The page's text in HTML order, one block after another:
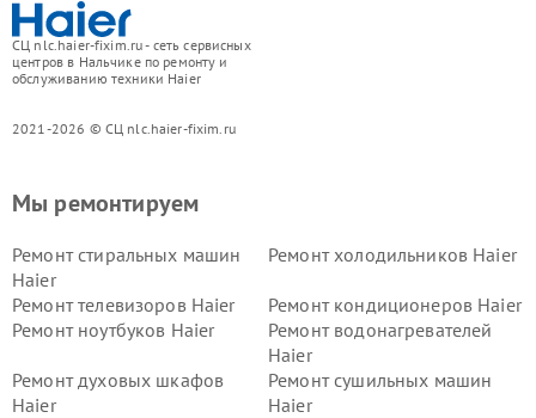
СЦ nlc.haier-fixim.ru - сеть сервисных
центров в Нальчике по ремонту и
обслуживанию техники Haier
2021-2026 © СЦ nlc.haier-fixim.ru
Мы ремонтируем
Ремонт стиральных машин
Haier
Ремонт холодильников Haier
Ремонт телевизоров Haier
Ремонт кондиционеров Haier
Ремонт ноутбуков Haier
Ремонт водонагревателей
Haier
Ремонт духовых шкафов
Haier
Ремонт сушильных машин
Haier